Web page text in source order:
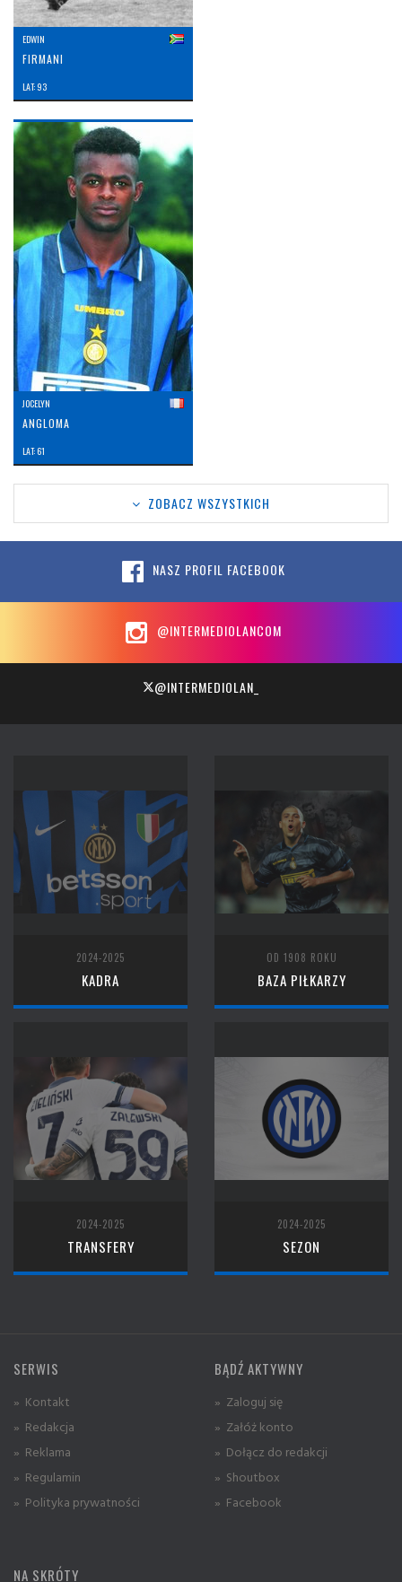
EDWIN
FIRMANI
LAT: 93
JOCELYN
ANGLOMA
LAT: 61
ZOBACZ WSZYSTKICH
NASZ PROFIL FACEBOOK
@INTERMEDIOLANCOM
@INTERMEDIOLAN_
2024-2025
KADRA
OD 1908 ROKU
BAZA PIŁKARZY
2024-2025
TRANSFERY
2024-2025
SEZON
SERWIS
» Kontakt
» Redakcja
» Reklama
» Regulamin
» Polityka prywatności
BĄDŹ AKTYWNY
» Zaloguj się
» Załóż konto
» Dołącz do redakcji
» Shoutbox
» Facebook
NA SKRÓTY